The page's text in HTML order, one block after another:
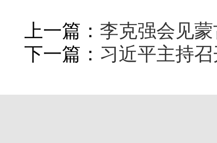
上一篇： 李克强会见
下一篇： 习近平主持